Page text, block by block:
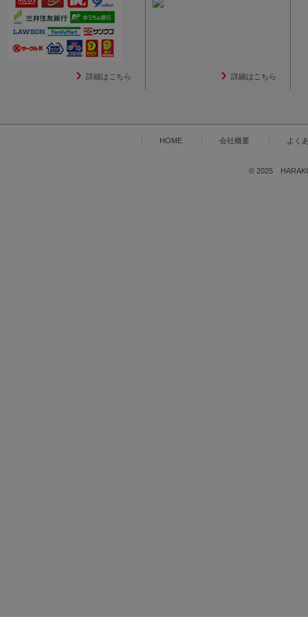
詳細はこちら 詳細はこちら
HOME 会社概要 よく
© 2025